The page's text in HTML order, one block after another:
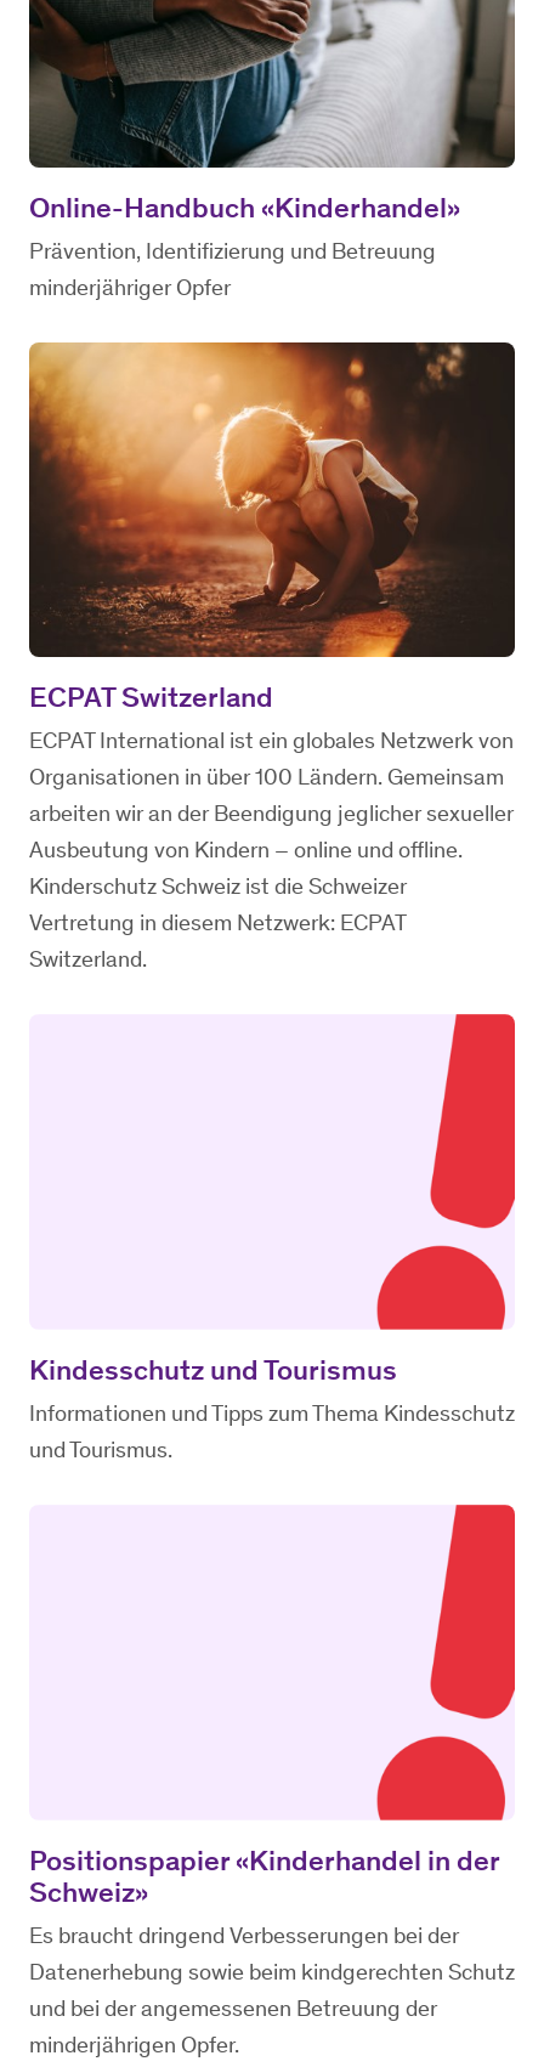
Online-Handbuch «Kinderhandel»
Prävention, Identifizierung und Betreuung
minderjähriger Opfer
ECPAT Switzerland
ECPAT International ist ein globales Netzwerk von
Organisationen in über 100 Ländern. Gemeinsam
arbeiten wir an der Beendigung jeglicher sexueller
Ausbeutung von Kindern – online und offline.
Kinderschutz Schweiz ist die Schweizer
Vertretung in diesem Netzwerk: ECPAT
Switzerland.
Kindesschutz und Tourismus
Informationen und Tipps zum Thema Kindesschutz
und Tourismus.
Positionspapier «Kinderhandel in der
Schweiz»
Es braucht dringend Verbesserungen bei der
Datenerhebung sowie beim kindgerechten Schutz
und bei der angemessenen Betreuung der
minderjährigen Opfer.